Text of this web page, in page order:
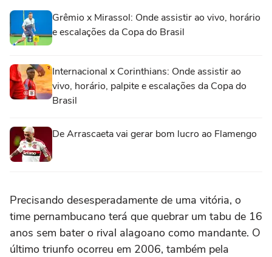
Grêmio x Mirassol: Onde assistir ao vivo, horário
e escalações da Copa do Brasil
Internacional x Corinthians: Onde assistir ao
vivo, horário, palpite e escalações da Copa do
Brasil
De Arrascaeta vai gerar bom lucro ao Flamengo
Precisando desesperadamente de uma vitória, o
time pernambucano terá que quebrar um tabu de 16
anos sem bater o rival alagoano como mandante. O
último triunfo ocorreu em 2006, também pela